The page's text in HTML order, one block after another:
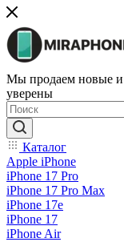
Мы продаем новые и
уверены
Каталог
Apple iPhone
iPhone 17 Pro
iPhone 17 Pro Max
iPhone 17e
iPhone 17
iPhone Air